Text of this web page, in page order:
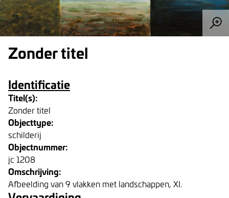
Zonder titel
Identificatie
Titel(s):
Zonder titel
Objecttype:
schilderij
Objectnummer:
jc 1208
Omschrijving:
Afbeelding van 9 vlakken met landschappen, XI.